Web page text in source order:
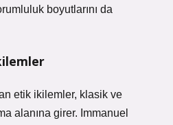
boyutlarını da
etik ikilemler, klasik ve
alanına girer. Immanuel